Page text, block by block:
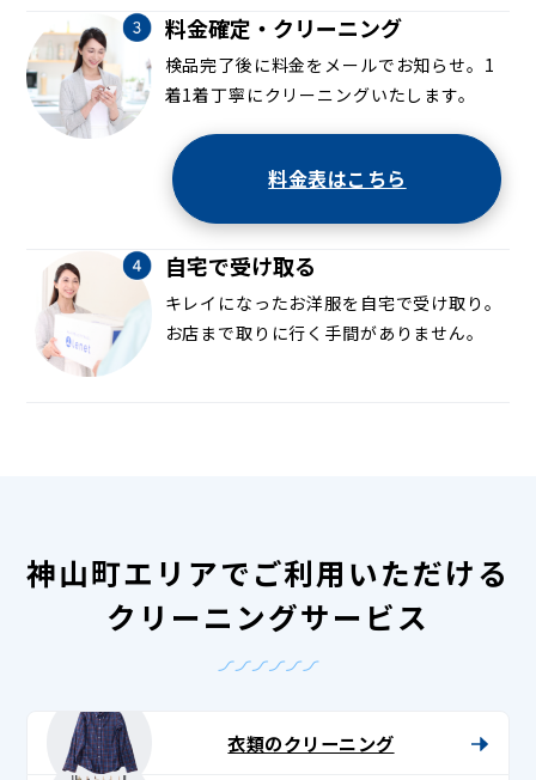
料金確定・クリーニング
検品完了後に料金をメールでお知らせ。1
着1着丁寧にクリーニングいたします。
料金表はこちら
自宅で受け取る
キレイになったお洋服を自宅で受け取り。
お店まで取りに行く手間がありません。
神山町エリアでご利用いただける
クリーニングサービス
衣類のクリーニング